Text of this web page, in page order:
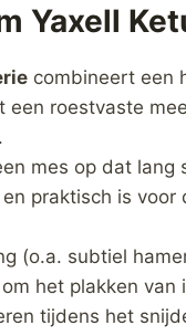
Yaxell
combineert een
een roestvaste
mes op dat lang
praktisch is voor
(o.a. subtiel
het plakken van
tijdens het